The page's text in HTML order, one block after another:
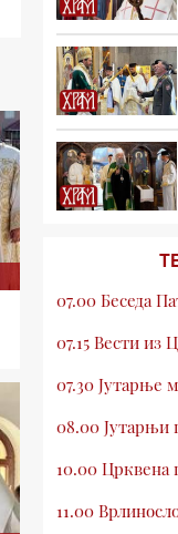
07.00 Беседа
07.15 Вести из
07.30 Јутарње
08.00 Јутарњи
10.00 Црквена
11.00